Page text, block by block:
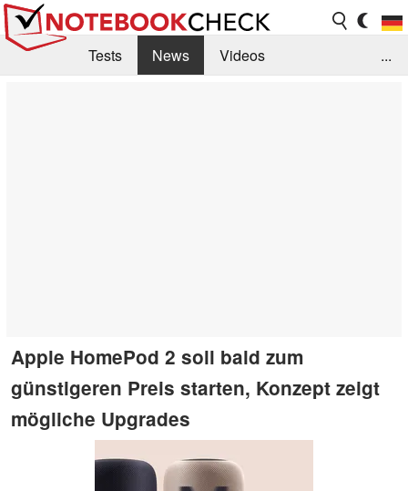
Tests News
Videos
...
Apple HomePod 2 soll bald zum
günstigeren Preis starten, Konzept zeigt
mögliche Upgrades